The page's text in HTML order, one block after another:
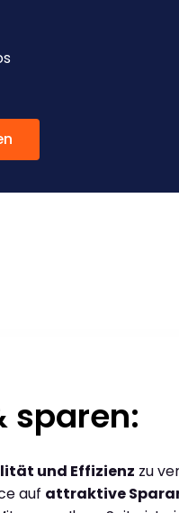
sparen:
und Effizienz zu
auf attraktive